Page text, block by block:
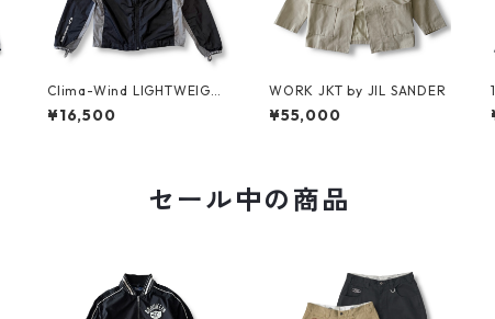
Clima-Wind LIGHTWEIGH
T JKT by SALOMON
¥16,500
WORK JKT by JIL SANDER
¥55,000
セール中の商品